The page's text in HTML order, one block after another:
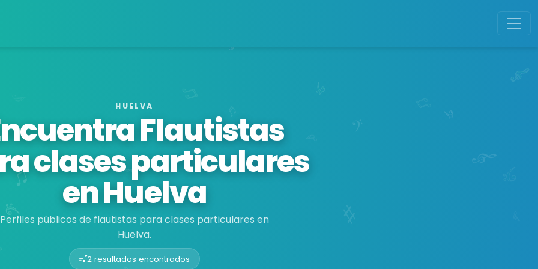
HUELVA
Flautistas
clases particulares
en Huelva
Perfiles públicos de flautistas para clases particulares en
Huelva.
2 resultados encontrados